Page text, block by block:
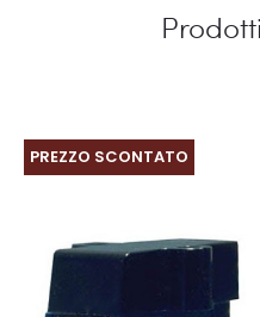
PREZZO SCONTATO